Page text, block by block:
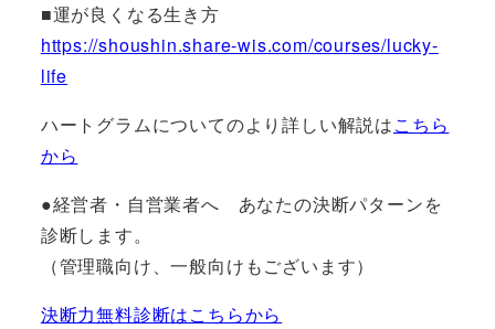
■運が良くなる生き方
https://shoushin.share-wis.com/courses/lucky-
life
ハートグラムについてのより詳しい解説はこちら
から
●経営者・自営業者へ あなたの決断パターンを
診断します。
（管理職向け、一般向けもございます）
決断力無料診断はこちらから